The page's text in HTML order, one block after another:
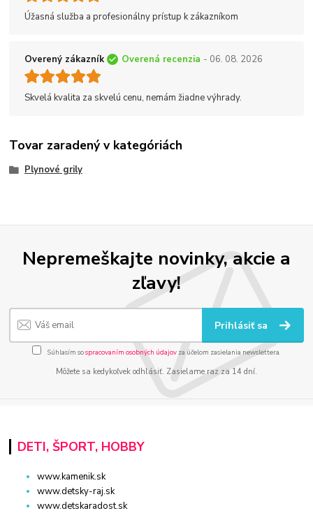
Úžasná služba a profesionálny prístup k zákazníkom
Overený zákazník Overená recenzia - 06. 08. 2026
Skvelá kvalita za skvelú cenu, nemám žiadne výhrady.
Tovar zaradený v kategóriách
Plynové grily
Nepremeškajte novinky, akcie a
zľavy!
Prihlásiť sa
Súhlasím sospracovaním osobných údajov za účelom zasielania newslettera.
Môžete sa kedykoľvek odhlásiť. Zasielame raz za 14 dní.
DETI, ŠPORT, HOBBY
www.kamenik.sk
www.detsky-raj.sk
www.detskaradost.sk